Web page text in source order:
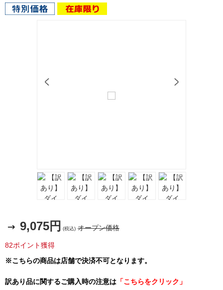
9,075円 (税込) オープン価格
82ポイント獲得
※こちらの商品は店舗で決済不可となります。
訳あり品に関するご購入時の注意は 「こちらをクリック」